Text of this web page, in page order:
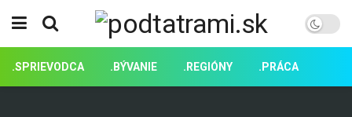
.SPRIEVODCA .BÝVANIE .REGIÓNY .PRÁCA